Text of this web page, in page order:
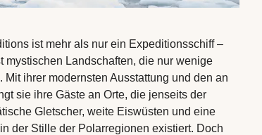
ist mehr als nur ein Expeditionsschiff –
mystischen Landschaften, die nur wenige
ihrer modernsten Ausstattung und den an
sie ihre Gäste an Orte, die jenseits der
Gletscher, weite Eiswüsten und eine
der Stille der Polarregionen existiert. Doch